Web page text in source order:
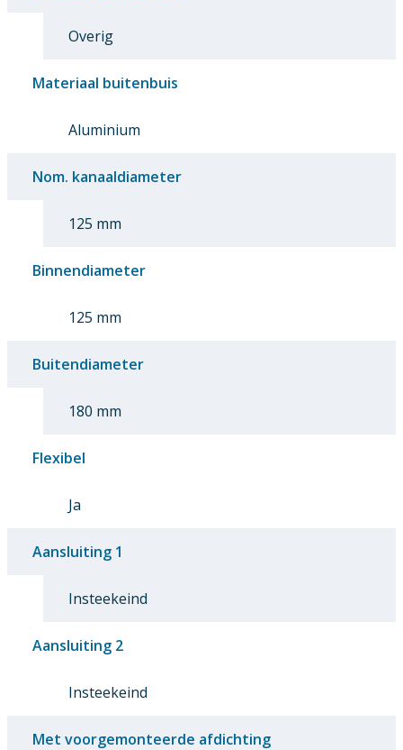
Overig
Materiaal buitenbuis
Aluminium
Nom. kanaaldiameter
125 mm
Binnendiameter
125 mm
Buitendiameter
180 mm
Flexibel
Ja
Aansluiting 1
Insteekeind
Aansluiting 2
Insteekeind
Met voorgemonteerde afdichting